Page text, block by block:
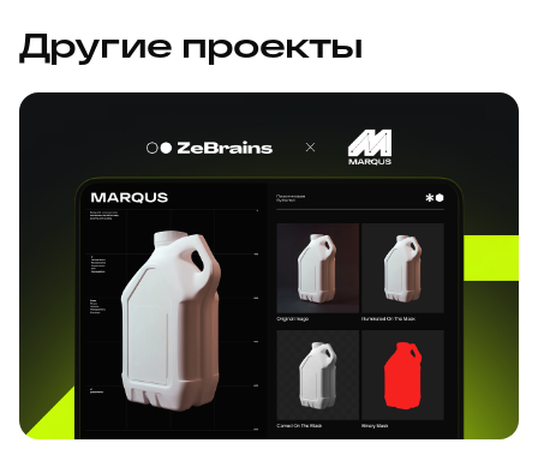
Другие проекты